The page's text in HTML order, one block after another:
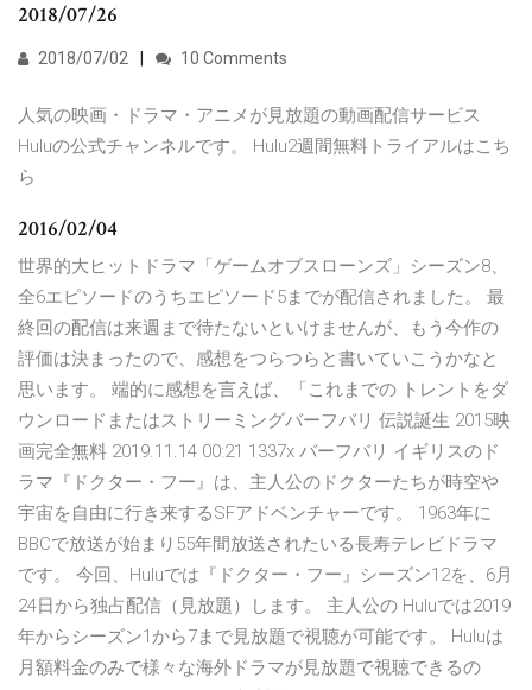
2018/07/26
2018/07/02 10 Comments
人気の映画・ドラマ・アニメが見放題の動画配信サービス
Huluの公式チャンネルです。 Hulu2週間無料トライアルはこち
ら
2016/02/04
世界的大ヒットドラマ「ゲームオブスローンズ」シーズン8、
全6エピソードのうちエピソード5までが配信されました。 最
終回の配信は来週まで待たないといけませんが、もう今作の
評価は決まったので、感想をつらつらと書いていこうかなと
思います。 端的に感想を言えば、「これまでの トレントをダ
ウンロードまたはストリーミングバーフバリ 伝説誕生 2015映
画完全無料 2019.11.14 00:21 1337x バーフバリ イギリスのド
ラマ『ドクター・フー』は、主人公のドクターたちが時空や
宇宙を自由に行き来するSFアドベンチャーです。 1963年に
BBCで放送が始まり55年間放送されたいる長寿テレビドラマ
です。 今回、Huluでは『ドクター・フー』シーズン12を、6月
24日から独占配信（見放題）します。 主人公の Huluでは2019
年からシーズン1から7まで見放題で視聴が可能です。 Huluは
月額料金のみで様々な海外ドラマが見放題で視聴できるの